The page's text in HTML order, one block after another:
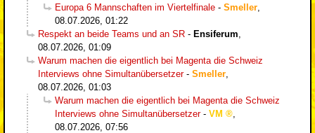
Europa 6 Mannschaften im Viertelfinale - Smeller
08.07.2026, 01:22
Respekt an beide Teams und an SR - Ensiferum
08.07.2026, 01:09
Warum machen die eigentlich bei Magenta die Schweiz
Interviews ohne Simultanübersetzer- Smeller
08.07.2026, 01:03
Warum machen die eigentlich bei Magenta die Schweiz
Interviews ohne Simultanübersetzer- VM
08.07.2026, 07:56